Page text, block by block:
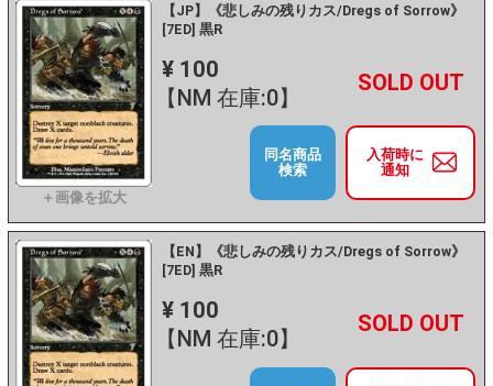
【JP】《悲しみの残りカス/Dregs of Sorrow》
[7ED] 黒R
¥ 100
【NM 在庫:0】
－ +
入荷時に
通知
同名商品
検索
【EN】《悲しみの残りカス/Dregs of Sorrow》
[7ED] 黒R
¥ 100
【NM 在庫:0】
－ +